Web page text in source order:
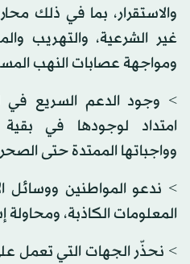
والاستقرار، بما في ذلك
غير الشرعية، والتهريب
ومواجهة عصابات النهب
> وجود الدعم السريع في
امتداد لوجودها في بقية
وواجباتها الممتدة حتى
> ندعو المواطنين ووسائل
المعلومات الكاذبة، ومحاولة
> نحذّر الجهات التي تعمل